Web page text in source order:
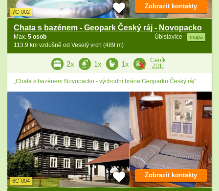
7C-002
Chata s bazénem - Geopark Český ráj - Novopacko
Úbislavice mapa
Max. 5 osob
113.9 km vzdušně od Veselý vrch (489 m)
Zobrazit kontakty
2x 1x 1x
Ceník
ZDE
„Chata s bazénem Novopacko - východní brána Geoparku Český ráj“
6C-004
Zobrazit kontakty